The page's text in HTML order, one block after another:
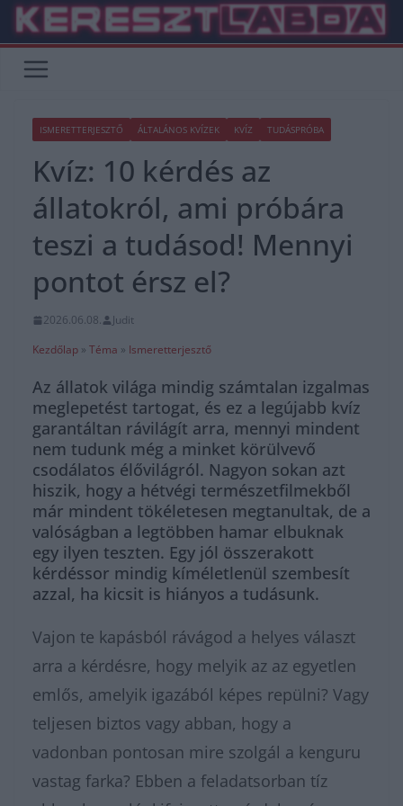
Skip
content
ISMERETTERJESZTŐ ÁLTALÁNOS KVÍZEK KVÍZ TUDÁSPRÓBA
Kvíz: 10 kérdés az
állatokról, ami próbára
teszi a tudásod! Mennyi
pontot érsz el?
2026.06.08.
Judit
Kezdőlap » Téma » Ismeretterjesztő
Az állatok világa mindig számtalan izgalmas
meglepetést tartogat, és ez a legújabb kvíz
garantáltan rávilágít arra, mennyi mindent
nem tudunk még a minket körülvevő
csodálatos élővilágról. Nagyon sokan azt
hiszik, hogy a hétvégi természetfilmekből
már mindent tökéletesen megtanultak, de a
valóságban a legtöbben hamar elbuknak
egy ilyen teszten. Egy jól összerakott
kérdéssor mindig kíméletlenül szembesít
azzal, ha kicsit is hiányos a tudásunk.
Vajon te kapásból rávágod a helyes választ
arra a kérdésre, hogy melyik az az egyetlen
emlős, amelyik igazából képes repülni? Vagy
teljesen biztos vagy abban, hogy a
vadonban pontosan mire szolgál a kenguru
vastag farka? Ebben a feladatsorban tíz